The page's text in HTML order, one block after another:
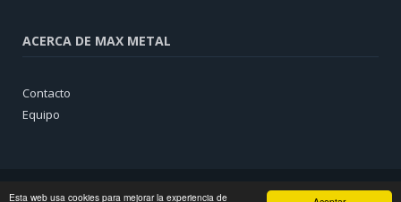
Esta web usa cookies para mejorar la experiencia de
ACERCA DE MAX METAL
Contacto
Equipo